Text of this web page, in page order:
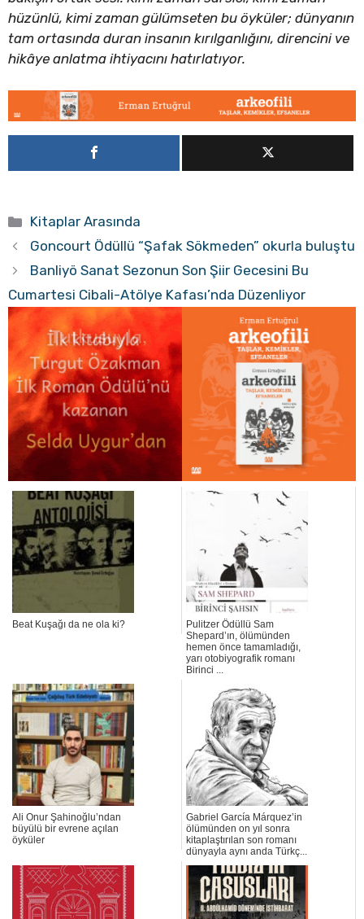
hüzünlü, kimi zaman gülümseten bu öyküler; dünyanın
tam ortasında duran insanın kırılganlığını, direncini ve
hikâye anlatma ihtiyacını hatırlatıyor.
Kategoriler
Kitaplar Arasında
Goncourt Ödüllü “Şafak Sökmeden” okurla buluştu
Banliyö Sanat Sezonun Son Şiir Gecesini Bu
Cumartesi Cibali-Atölye Kafası’nda Düzenliyor
Beat Kuşağı da ne ola ki?
Pulitzer Ödüllü Sam
Shepard’ın, ölümünden
hemen önce tamamladığı,
yarı otobiyografik romanı
Birinci ...
Ali Onur Şahinoğlu’ndan
büyülü bir evrene açılan
öyküler
Gabriel García Márquez’in
ölümünden on yıl sonra
kitaplaştırılan son romanı
dünyayla aynı anda Türkç...